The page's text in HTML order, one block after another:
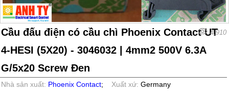
Cầu đấu điện có cầu chì Phoenix Contact UT
4-HESI (5X20) - 3046032 | 4mm2 500V 6.3A
G/5x20 Screw Đen
4,910
Nhà sản xuất: Phoenix Contact; Xuất xứ:Germany